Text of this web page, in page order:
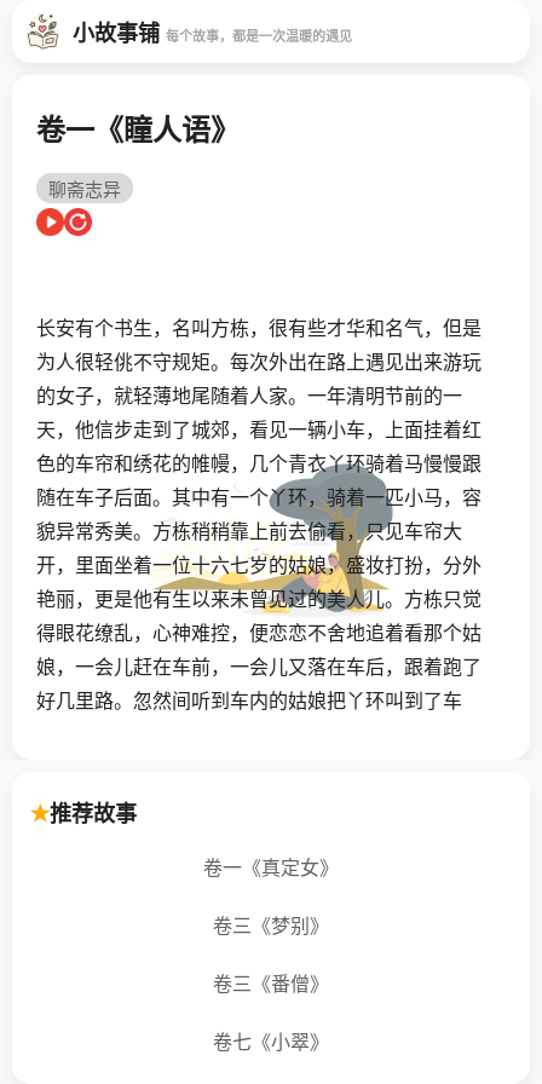
小故事铺 每个故事，都是一次温暖的遇见
卷一《瞳人语》
聊斋志异
长安有个书生，名叫方栋，很有些才华和名气，但是
为人很轻佻不守规矩。每次外出在路上遇见出来游玩
的女子，就轻薄地尾随着人家。一年清明节前的一
天，他信步走到了城郊，看见一辆小车，上面挂着红
色的车帘和绣花的帷幔，几个青衣丫环骑着马慢慢跟
随在车子后面。其中有一个丫环，骑着一匹小马，容
貌异常秀美。方栋稍稍靠上前去偷看，只见车帘大
开，里面坐着一位十六七岁的姑娘，盛妆打扮，分外
艳丽，更是他有生以来未曾见过的美人儿。方栋只觉
得眼花缭乱，心神难控，便恋恋不舍地追着看那个姑
娘，一会儿赶在车前，一会儿又落在车后，跟着跑了
好几里路。忽然间听到车内的姑娘把丫环叫到了车
方栋说：“这是芙蓉城七郎子的新娘，要回娘家探视，
看！”说完这话，就从车辙沟里抓了一把土朝方栋扬了
回到家里，觉得眼睛总是不舒服。请人翻开眼皮察
推荐故事
卷一《真定女》
卷三《梦别》
卷三《番僧》
卷七《小翠》